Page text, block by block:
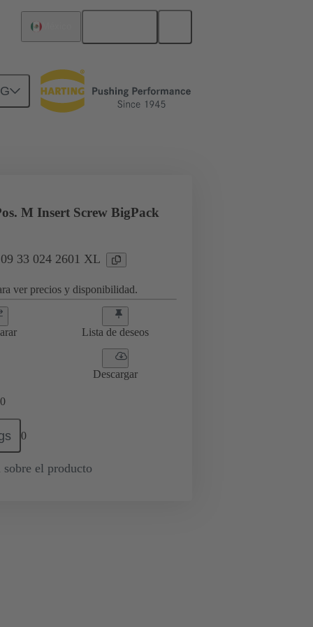
aplicaciones industriales
M Insert Screw BigPack
33 024 2601 XL
ver precios y disponibilidad.
Lista de deseos
Descargar
0
0
sobre el producto